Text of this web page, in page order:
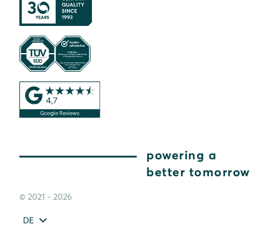
powering a
better tomorrow
© 2021 - 2026
DE